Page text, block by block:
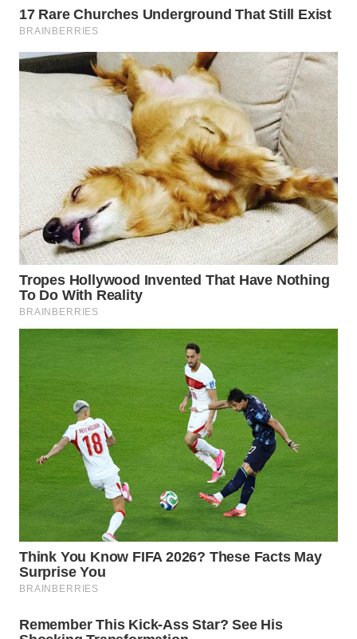
MADURA
WN
SURABAYA
WN
WN
BINTAN
WN
MANDALIKA
WN
LIKUPANG
LABUANBAJO
WN
BORNEO
Wahana
Media
Group
WAHANA
NEWS
WAHANA